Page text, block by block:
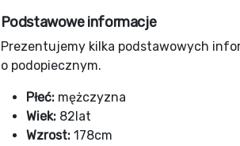
Podstawowe informacje
Prezentujemy kilka podstawowych
o podopiecznym.
Płeć: mężczyzna
Wiek: 82lat
Wzrost: 178cm